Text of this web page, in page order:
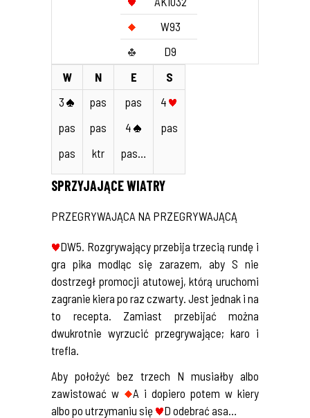
W93
D9
W
N E
S
3
pas
pas
pas
pas
ktr
pas
4
pas…
4
pas
SPRZYJAJĄCE WIATRY
PRZEGRYWAJĄCA NA PRZEGRYWAJĄCĄ
DW5. Rozgrywający przebija trzecią rundę i
gra pika modląc się zarazem, aby S nie
dostrzegł promocji atutowej, którą uruchomi
zagranie kiera po raz czwarty. Jest jednak i na
to recepta. Zamiast przebijać można
dwukrotnie wyrzucić przegrywające; karo i
trefla.
Aby położyć bez trzech N musiałby albo
zawistować w
A i dopiero potem w kiery
albo po utrzymaniu się
D odebrać asa…